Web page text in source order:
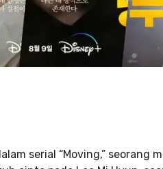
serial “Moving,” seorang